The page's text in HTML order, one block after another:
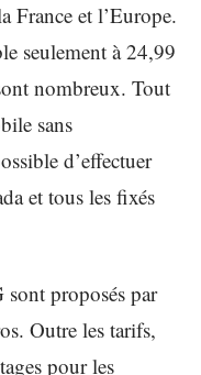
France et l’Europe.
seulement à 24,99
nombreux. Tout
sans
d’effectuer
et tous les fixés
proposés par
Outre les tarifs,
pour les